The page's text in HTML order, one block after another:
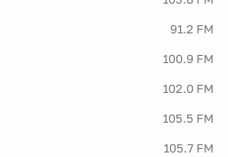
91.2 FM
100.9 FM
102.0 FM
105.5 FM
105.7 FM